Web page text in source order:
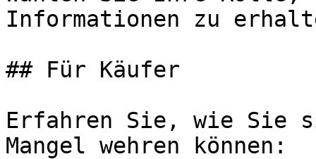
Informationen zu
## Für Käufer
Erfahren Sie, wie Sie
Mangel wehren können: